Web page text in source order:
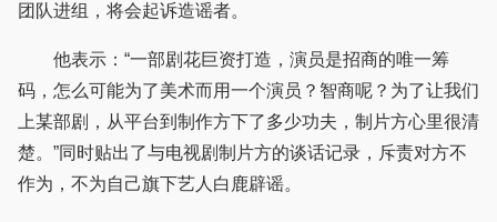
团队进组，将会起诉造谣者。
他表示：“一部剧花巨资打造，演员是招商的唯一筹
码，怎么可能为了美术而用一个演员？智商呢？为了让我们
上某部剧，从平台到制作方下了多少功夫，制片方心里很清
楚。”同时贴出了与电视剧制片方的谈话记录，斥责对方不
作为，不为自己旗下艺人白鹿辟谣。